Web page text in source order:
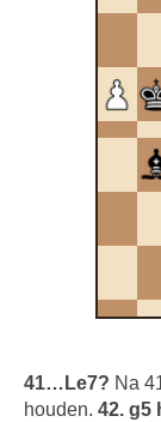
41…Le7? Na
houden. 42. g5